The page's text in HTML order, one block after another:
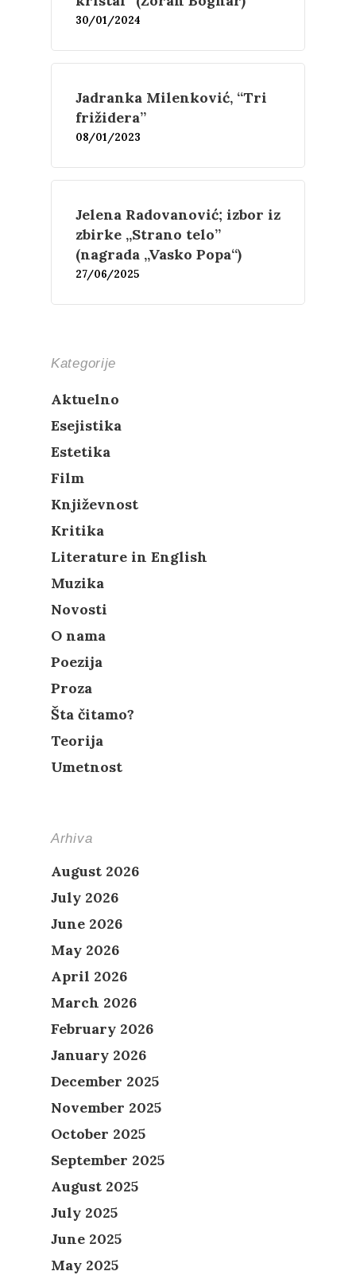
30/01/2024
Jadranka Milenković, “Tri
frižidera”
08/01/2023
Jelena Radovanović; izbor iz
zbirke „Strano telo”
(nagrada „Vasko Popa“)
27/06/2025
Kategorije
Aktuelno
Esejistika
Estetika
Film
Književnost
Kritika
Literature in English
Muzika
Novosti
O nama
Poezija
Proza
Šta čitamo?
Teorija
Umetnost
Arhiva
August 2026
July 2026
June 2026
May 2026
April 2026
March 2026
February 2026
January 2026
December 2025
November 2025
October 2025
September 2025
August 2025
July 2025
June 2025
May 2025
Esejistika
Estetika
Muzika
Film
Šta čitamo?
Novosti